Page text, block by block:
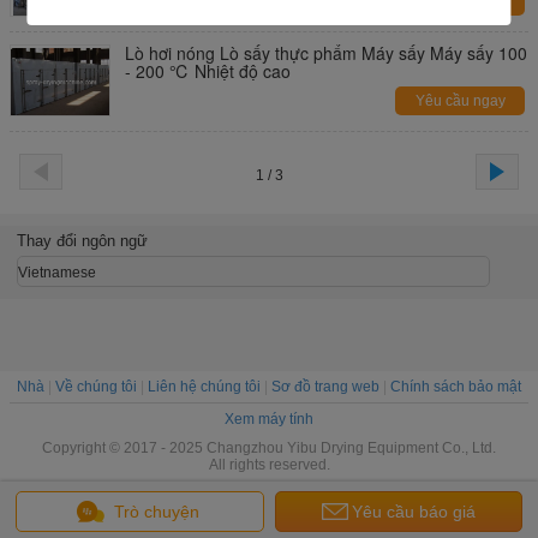
Lò hơi nóng Lò sấy thực phẩm Máy sấy Máy sấy 100
- 200 ℃ Nhiệt độ cao
Yêu cầu ngay
1 / 3
Trò chuyện Yêu cầu báo giá
Thay đổi ngôn ngữ
Vietnamese
Nhà Về chúng tôi Liên hệ chúng tôi Sơ đồ trang web
Chính sách bảo mật
Xem máy tính
Copyright © 2017 - 2025 Changzhou Yibu Drying Equipment Co., Ltd.
All rights reserved.